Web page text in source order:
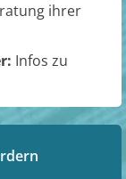
ihrer
Infos zu